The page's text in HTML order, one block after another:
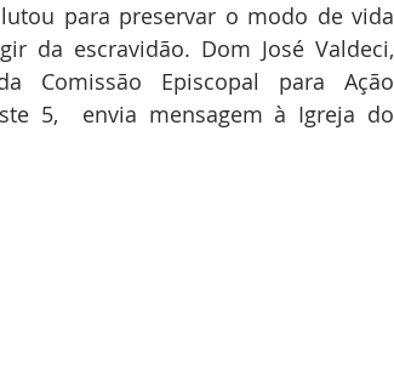
para preservar o modo de vida
da escravidão. Dom José Valdeci,
Comissão Episcopal para Ação
5,  envia mensagem à Igreja do